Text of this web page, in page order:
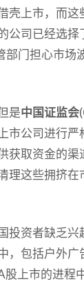
壳上市，而这
公司已经选择
部门担心市场
是中国证监会
市公司进行严
获取资金的渠
理这些拥挤在
投资者缺乏兴
，包括户外广
上市的进程